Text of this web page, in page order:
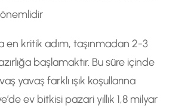
en kritik adım, taşınmadan 2-3
başlamaktır. Bu süre içinde
yavaş farklı ışık koşullarına
ev bitkisi pazari yıllık 1,8 milyar